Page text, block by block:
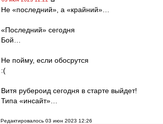
Не «последний», а «крайний»…
«Последний» сегодня
Бой…
Не пойму, если обосрутся
:(
Витя рубероид сегодня в старте выйдет!
Типа «инсайт»…
Редактировалось 03 июн 2023 12:26